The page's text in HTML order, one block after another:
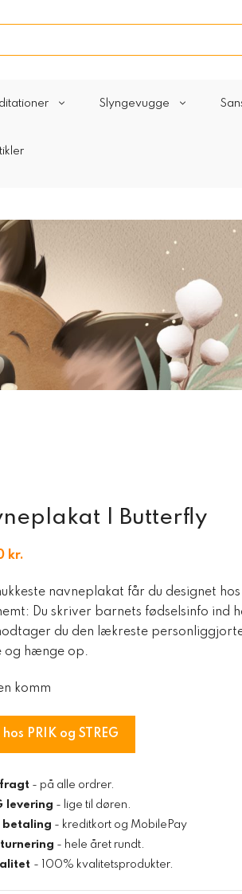
Slyngevugge
| Butterfly
kr.
navneplakat får du designet
Du skriver barnets fødselsinfo ind
du den lækreste
og hænge op.
komm
hos PRIK og STREG
fragt - på alle ordrer.
levering - lige til døren.
betaling - kreditkort og MobilePay
- hele året rundt.
- 100% kvalitetsprodukter.